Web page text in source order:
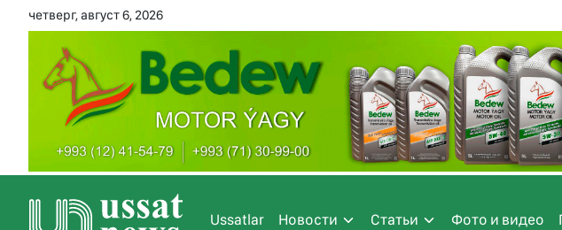
четверг, август 6, 2026
Ussatlar Новости Статьи Фото и видео